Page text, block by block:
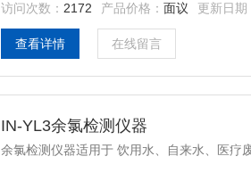
访问次数： 2172 产品价格： 面议 更新日期
查看详情 在线留言
IN-YL3余氯检测仪器
余氯检测仪器适用于 饮用水、自来水、医疗